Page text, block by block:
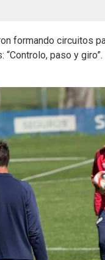
formando circuitos
paso y giro”.